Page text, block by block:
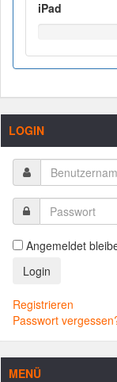
iPad
LOGIN
Angemeldet
Login
Registrieren
Passwort
MENÜ